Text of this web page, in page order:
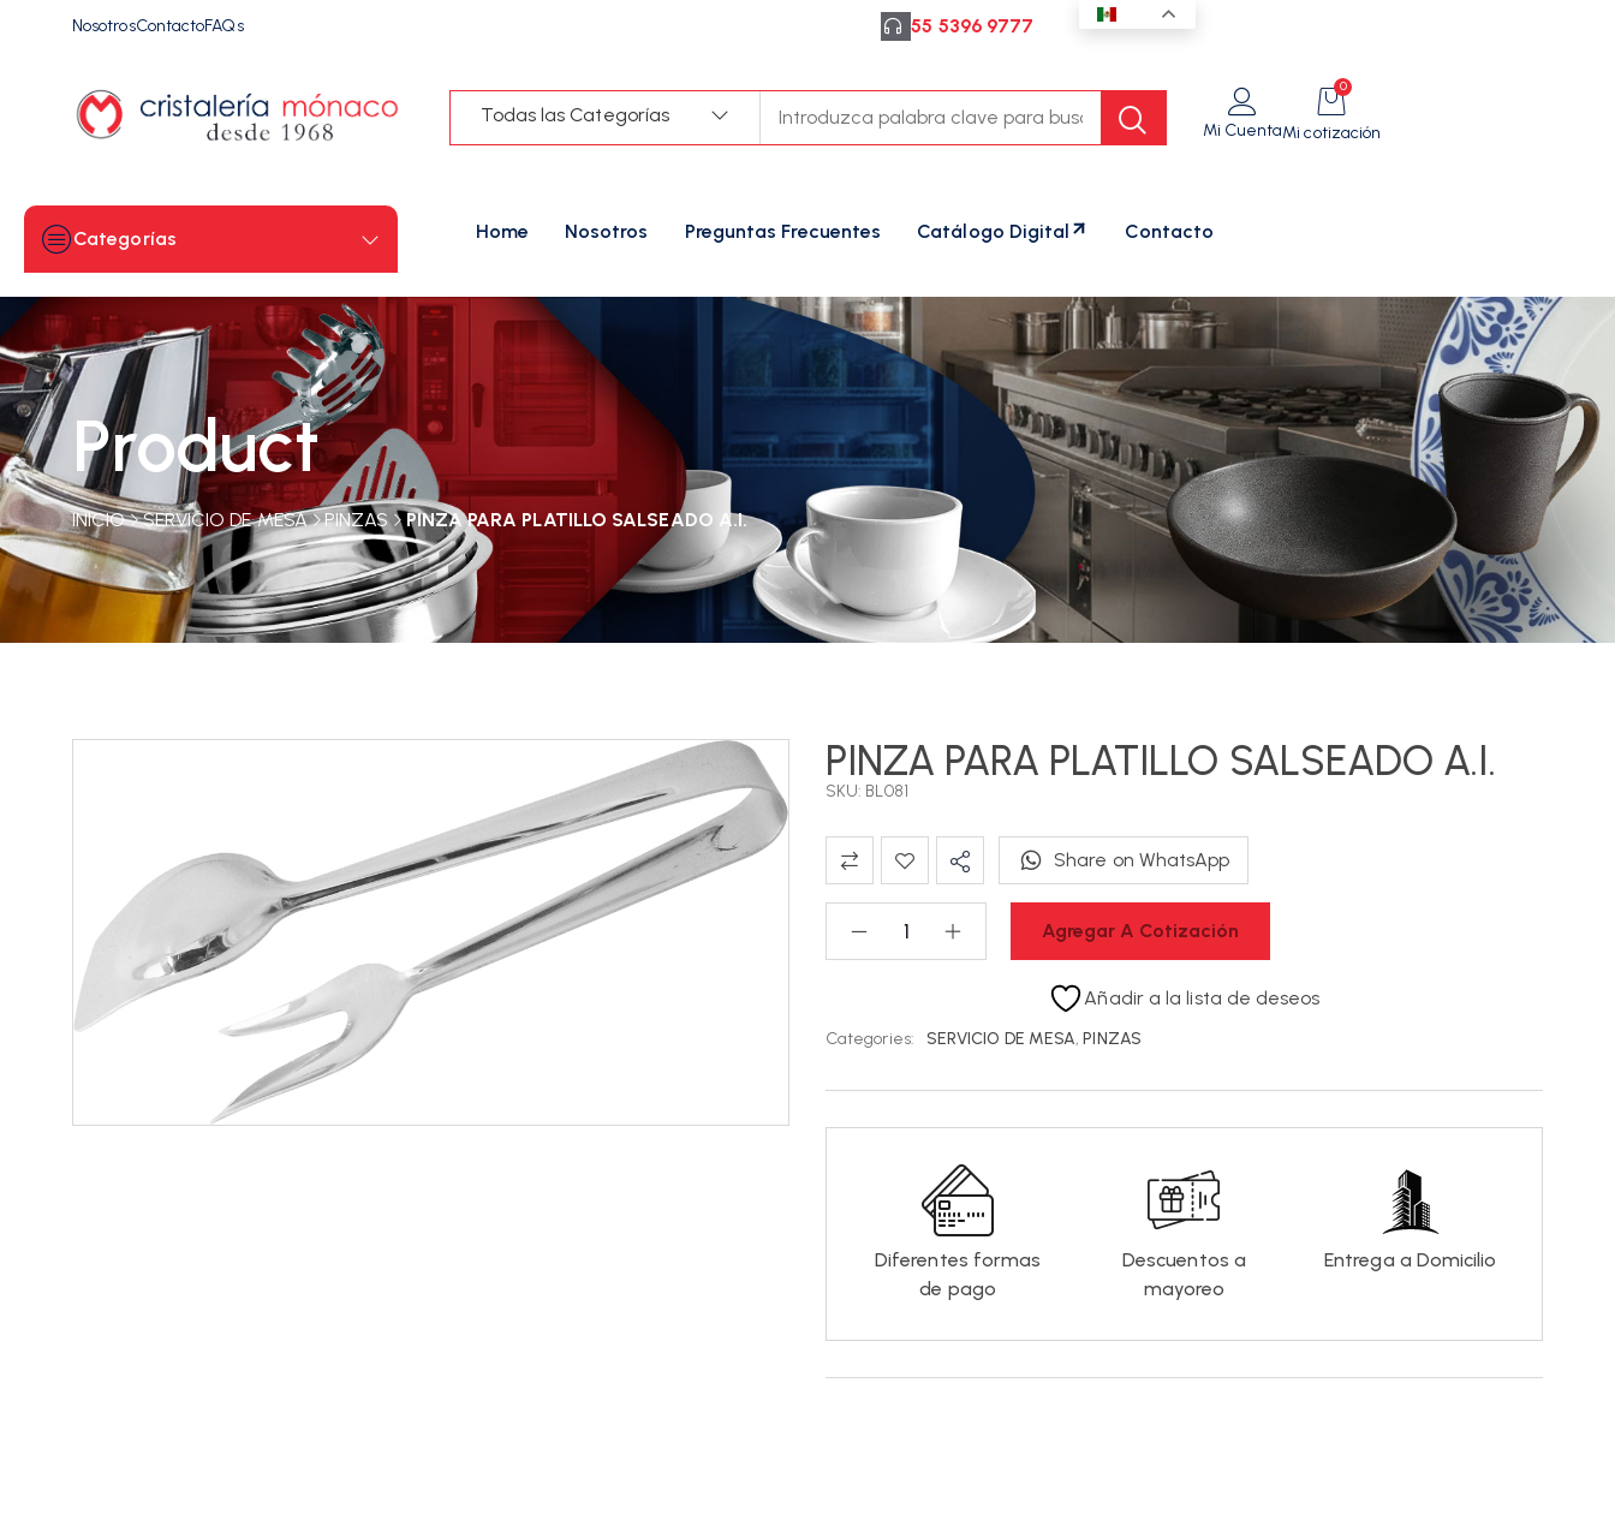
NosotrosContactoFAQs 55 5396 9777
Todas las Categorías
Mi Cuenta
0
Mi cotización
Categorías Home Nosotros Preguntas Frecuentes Catálogo Digital Contacto
Product
INICIO SERVICIO DE MESA PINZAS PINZA PARA PLATILLO SALSEADO A.I.
PINZA PARA PLATILLO SALSEADO A.I.
SKU: BL081
Agregar A Cotización
Share on WhatsApp
Añadir a la lista de deseos
Categories: SERVICIO DE MESA,PINZAS
Diferentes formas
de pago
Descuentos a
mayoreo
Entrega a Domicilio